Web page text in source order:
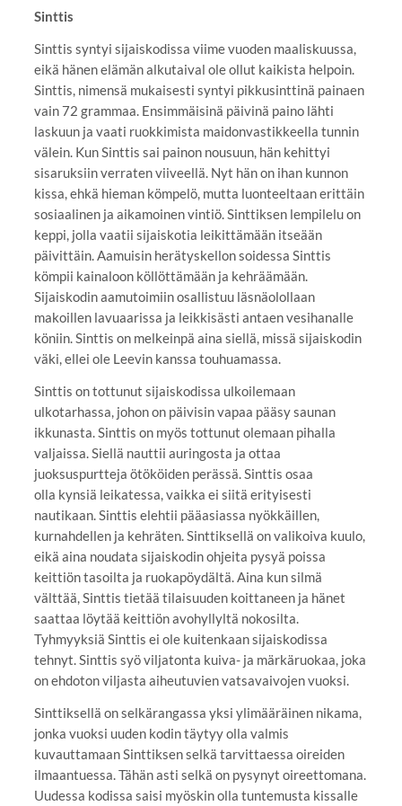
Sinttis
Sinttis syntyi sijaiskodissa viime vuoden maaliskuussa,
eikä hänen elämän alkutaival ole ollut kaikista helpoin.
Sinttis, nimensä mukaisesti syntyi pikkusinttinä painaen
vain 72 grammaa. Ensimmäisinä päivinä paino lähti
laskuun ja vaati ruokkimista maidonvastikkeella tunnin
välein. Kun Sinttis sai painon nousuun, hän kehittyi
sisaruksiin verraten viiveellä. Nyt hän on ihan kunnon
kissa, ehkä hieman kömpelö, mutta luonteeltaan erittäin
sosiaalinen ja aikamoinen vintiö. Sinttiksen lempilelu on
keppi, jolla vaatii sijaiskotia leikittämään itseään
päivittäin. Aamuisin herätyskellon soidessa Sinttis
kömpii kainaloon köllöttämään ja kehräämään.
Sijaiskodin aamutoimiin osallistuu läsnäolollaan
makoillen lavuaarissa ja leikkisästi antaen vesihanalle
köniin. Sinttis on melkeinpä aina siellä, missä sijaiskodin
väki, ellei ole Leevin kanssa touhuamassa.
Sinttis on tottunut sijaiskodissa ulkoilemaan
ulkotarhassa, johon on päivisin vapaa pääsy saunan
ikkunasta. Sinttis on myös tottunut olemaan pihalla
valjaissa. Siellä nauttii auringosta ja ottaa
juoksuspurtteja ötököiden perässä. Sinttis osaa
olla kynsiä leikatessa, vaikka ei siitä erityisesti
nautikaan. Sinttis elehtii pääasiassa nyökkäillen,
kurnahdellen ja kehräten. Sinttiksellä on valikoiva kuulo,
eikä aina noudata sijaiskodin ohjeita pysyä poissa
keittiön tasoilta ja ruokapöydältä. Aina kun silmä
välttää, Sinttis tietää tilaisuuden koittaneen ja hänet
saattaa löytää keittiön avohyllyltä nokosilta.
Tyhmyyksiä Sinttis ei ole kuitenkaan sijaiskodissa
tehnyt. Sinttis syö viljatonta kuiva- ja märkäruokaa, joka
on ehdoton viljasta aiheutuvien vatsavaivojen vuoksi.
Sinttiksellä on selkärangassa yksi ylimääräinen nikama,
jonka vuoksi uuden kodin täytyy olla valmis
kuvauttamaan Sinttiksen selkä tarvittaessa oireiden
ilmaantuessa. Tähän asti selkä on pysynyt oireettomana.
Uudessa kodissa saisi myöskin olla tuntemusta kissalle